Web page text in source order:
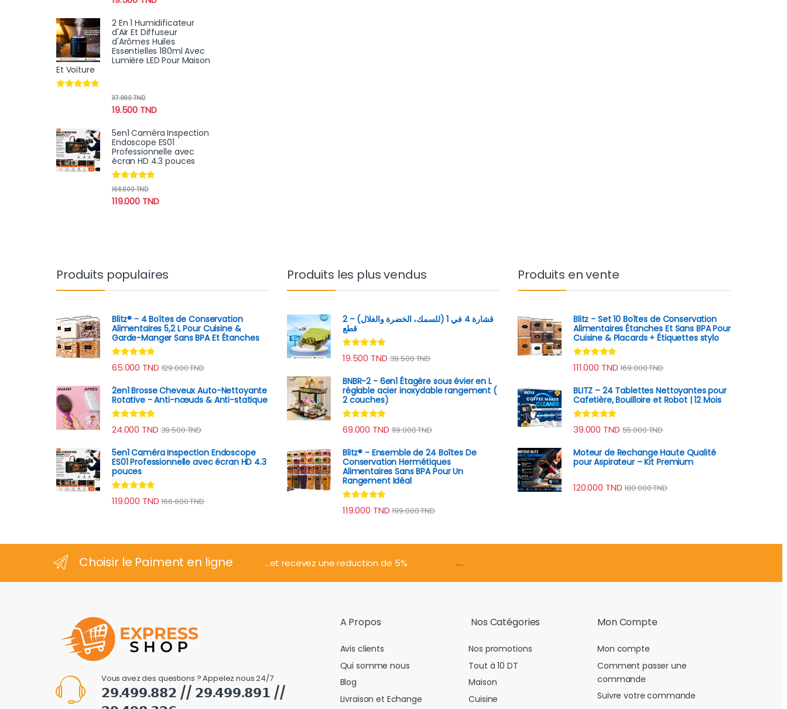
2 En 1 Humidificateur
d'Air Et Diffuseur
d'Arômes Huiles
Essentielles 180ml Avec
Lumière LED Pour Maison
Et Voiture
19.500 TND
37.990TND
5en1 Caméra Inspection
Endoscope ES01
Professionnelle avec
écran HD 4.3 pouces
Note4.67
119.000 TND
166.600TND
Produits populaires
Blitz® - 4 Boîtes de Conservation
Alimentaires 5,2 L Pour Cuisine &
Garde-Manger Sans BPA Et Étanches
Note4.70
sur 5
65.000 TND 129.000TND
2en1 Brosse Cheveux Auto-Nettoyante
Rotative - Anti-nœuds & Anti-statique
Note4.78
sur 5
24.000 TND 39.500TND
5en1 Caméra Inspection Endoscope
ES01 Professionnelle avec écran HD 4.3
pouces
Note4.67
sur 5
119.000 TND 166.600TND
Produits les plus vendus
قشارة 4 في 1 (للسمك، الخضرة والغلال) – 2
قطع
Note4.89
sur 5
19.500 TND 39.500TND
BNBR-2 - 6en1 Étagère sous évier en L
réglable acier inoxydable rangement (
2 couches)
Note4.79
sur 5
69.000 TND 119.000TND
Blitz® - Ensemble de 24 Boîtes De
Conservation Hermétiques
Alimentaires Sans BPA Pour Un
Rangement Idéal
Note4.74
sur 5
119.000 TND 199.000TND
Produits en vente
Blitz - Set 10 Boîtes de Conservation
Alimentaires Étanches Et Sans BPA Pour
Cuisine & Placards + Étiquettes stylo
Note4.60
sur 5
111.000 TND 169.000TND
BLITZ – 24 Tablettes Nettoyantes pour
Cafetière, Bouilloire et Robot | 12 Mois
Note4.70
sur 5
39.000 TND 55.000TND
Moteur de Rechange Haute Qualité
pour Aspirateur – Kit Premium
120.000 TND 180.000TND
Choisir le Paiment en ligne ...et recevez une reduction de 5% .....
Vous avez des questions ? Appelez nous 24/7
𝟮𝟵.𝟰𝟵𝟵.𝟴𝟴𝟮 // 𝟮𝟵.𝟰𝟵𝟵.𝟴𝟵𝟭 //
A Propos
Avis clients
Qui somme nous
Blog
Livraison et Echange
Nos Catégories
Nos promotions
Tout à 10 DT
Maison
Cuisine
Mon Compte
Mon compte
Comment passer une
commande
Suivre votre commande